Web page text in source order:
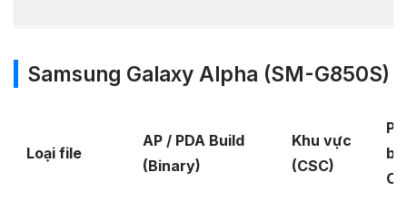
Samsung Galaxy Alpha (SM-G850S)
Loại file
AP / PDA Build
(Binary)
Khu vực
(CSC)
OS